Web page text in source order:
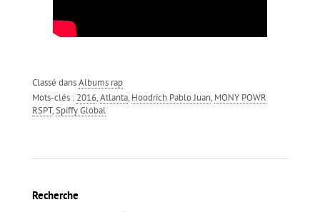
Classé dansAlbums rap
Mots-clés : 2016, Atlanta, Hoodrich Pablo Juan, MONY POWR
RSPT, Spiffy Global
Recherche